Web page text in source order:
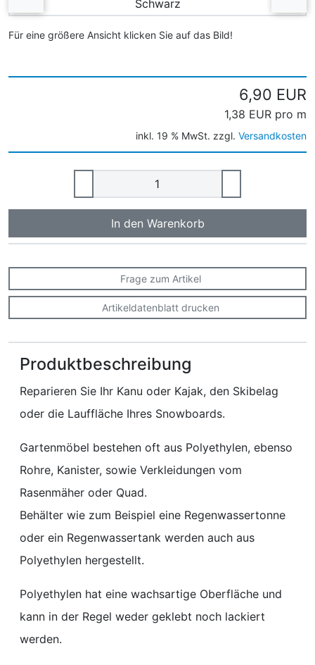
Für eine größere Ansicht klicken Sie auf das Bild!
6,90 EUR
1,38 EUR pro m
inkl. 19 % MwSt. zzgl. Versandkosten
In den Warenkorb
Frage zum Artikel
Artikeldatenblatt drucken
Produktbeschreibung
Reparieren Sie Ihr Kanu oder Kajak, den Skibelag
oder die Lauffläche Ihres Snowboards.
Gartenmöbel bestehen oft aus Polyethylen, ebenso
Rohre, Kanister, sowie Verkleidungen vom
Rasenmäher oder Quad.
Behälter wie zum Beispiel eine Regenwassertonne
oder ein Regenwassertank werden auch aus
Polyethylen hergestellt.
Polyethylen hat eine wachsartige Oberfläche und
kann in der Regel weder geklebt noch lackiert
werden.